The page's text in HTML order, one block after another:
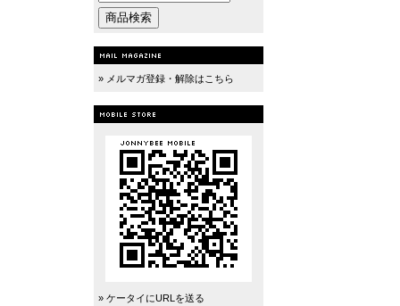
» メルマガ登録・解除はこちら
» ケータイにURLを送る